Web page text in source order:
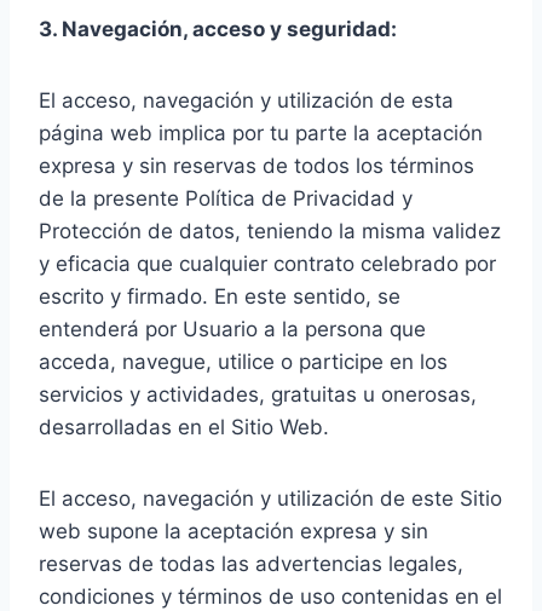
3. Navegación, acceso y seguridad:
El acceso, navegación y utilización de esta
página web implica por tu parte la aceptación
expresa y sin reservas de todos los términos
de la presente Política de Privacidad y
Protección de datos, teniendo la misma validez
y eficacia que cualquier contrato celebrado por
escrito y firmado. En este sentido, se
entenderá por Usuario a la persona que
acceda, navegue, utilice o participe en los
servicios y actividades, gratuitas u onerosas,
desarrolladas en el Sitio Web.
El acceso, navegación y utilización de este Sitio
web supone la aceptación expresa y sin
reservas de todas las advertencias legales,
condiciones y términos de uso contenidas en el